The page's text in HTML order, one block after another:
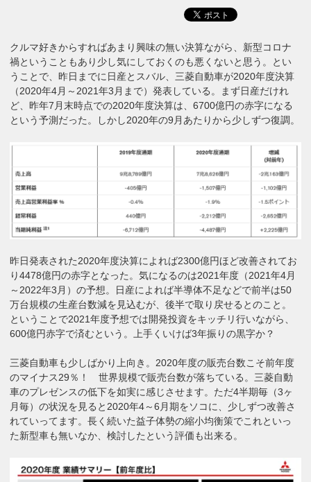
クルマ好きからすればあまり興味の無い決算ながら、新型コロナ
禍ということもあり少し気にしておくのも悪くないと思う。とい
うことで、昨日までに日産とスバル、三菱自動車が2020年度決算
（2020年4月～2021年3月まで）発表している。まず日産だけれ
ど、昨年7月末時点での2020年度決算は、6700億円の赤字になる
という予測だった。しかし2020年の9月あたりから少しずつ復調。
昨日発表された2020年度決算によれば2300億円ほど改善されてお
り4478億円の赤字となった。気になるのは2021年度（2021年4月
～2022年3月）の予想。日産によれば半導体不足などで前半は50
万台規模の生産台数減を見込むが、後半で取り戻せるとのこと。
ということで2021年度予想では開発投資をキッチリ行いながら、
600億円赤字で済むという。上手くいけば3年振りの黒字か？
三菱自動車も少しばかり上向き。2020年度の販売台数こそ前年度
のマイナス29％！ 世界規模で販売台数が落ちている。三菱自動
車のプレゼンスの低下を如実に感じさせます。ただ4半期毎（3ヶ
月毎）の状況を見ると2020年4～6月期をソコに、少しずつ改善さ
れていってます。長く続いた益子体勢の縮小均衡策でこれといっ
た新型車も無いなか、検討したという評価も出来る。